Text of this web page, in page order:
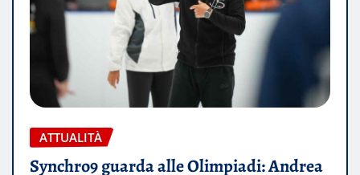
ATTUALITÀ
Synchro9 guarda alle Olimpiadi: Andrea